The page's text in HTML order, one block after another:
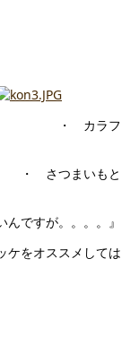
・ カラフ
まいもと
ですが。。。。』
ケをオススメしては